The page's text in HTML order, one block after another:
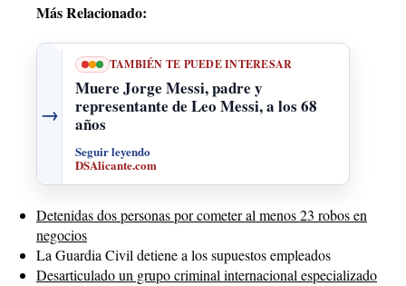
Más Relacionado:
→
TAMBIÉN TE PUEDE INTERESAR
Muere Jorge Messi, padre y
representante de Leo Messi, a los 68
años
Seguir leyendo
DSAlicante.com
Detenidas dos personas por cometer al menos 23 robos en
negocios
La Guardia Civil detiene a los supuestos empleados
Desarticulado un grupo criminal internacional especializado